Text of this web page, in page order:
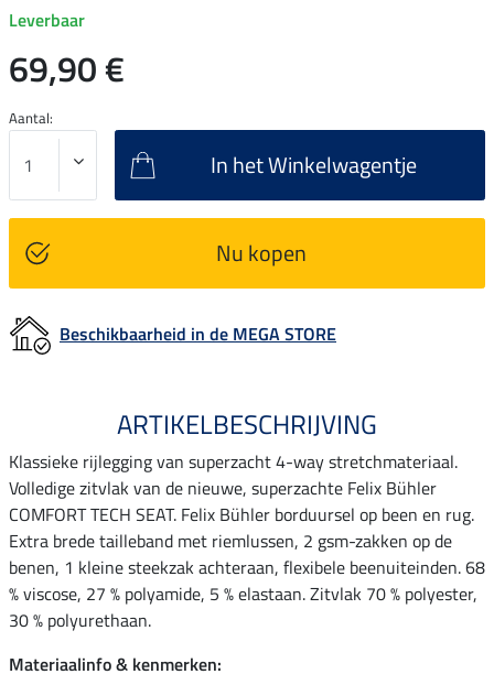
Leverbaar
69,90 €
Aantal:
In het Winkelwagentje
Nu kopen
Beschikbaarheid in de MEGA STORE
ARTIKELBESCHRIJVING
Klassieke rijlegging van superzacht 4-way stretchmateriaal.
Volledige zitvlak van de nieuwe, superzachte Felix Bühler
COMFORT TECH SEAT. Felix Bühler borduursel op been en rug.
Extra brede tailleband met riemlussen, 2 gsm-zakken op de
benen, 1 kleine steekzak achteraan, flexibele beenuiteinden. 68
% viscose, 27 % polyamide, 5 % elastaan. Zitvlak 70 % polyester,
30 % polyurethaan.
Materiaalinfo & kenmerken: